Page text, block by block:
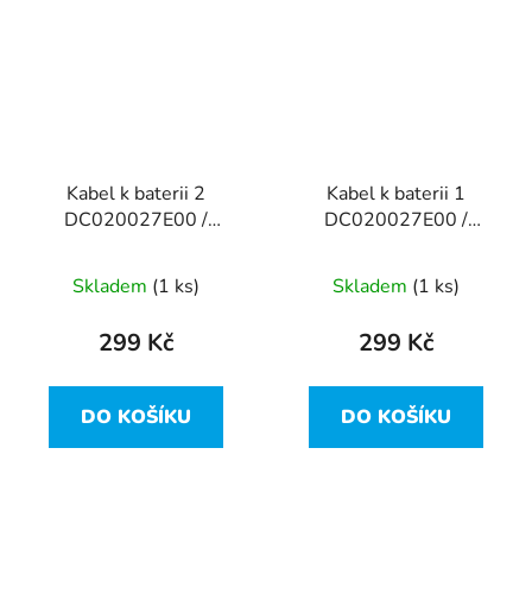
Kabel k baterii 2
DC020027E00 /
E5470
Skladem (1 ks)
299 Kč
DO KOŠÍKU
Kabel k baterii 1
DC020027E00 /
E5470
Skladem (1 ks)
299 Kč
DO KOŠÍKU